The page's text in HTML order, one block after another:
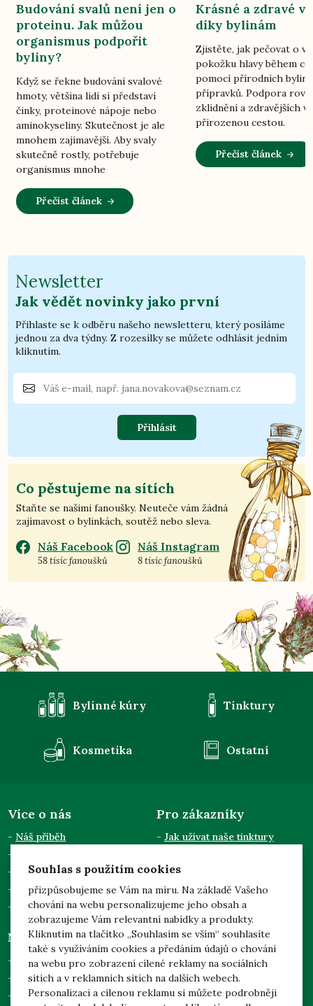
Souhlas s použitím cookies
přizpůsobujeme se Vám na míru. Na základě Vašeho
chování na webu personalizujeme jeho obsah a
zobrazujeme Vám relevantní nabídky a produkty.
Kliknutím na tlačítko „Souhlasím se vším“ souhlasíte
také s využíváním cookies a předáním údajů o chování
na webu pro zobrazení cílené reklamy na sociálních
sítích a v reklamních sítích na dalších webech.
Personalizaci a cílenou reklamu si můžete podrobněji
Budování svalů není jen o
proteinu. Jak můžou
organismus podpořit
byliny?
Když se řekne budování svalové
hmoty, většina lidí si představí
činky, proteinové nápoje nebo
aminokyseliny. Skutečnost je ale
mnohem zajímavější. Aby svaly
skutečně rostly, potřebuje
organismus mnohe
Přečíst článek
Krásné a zdravé
díky bylinám
Zjistěte, jak pečovat o
pokožku hlavy během
pomocí přírodních
přípravků. Podpora
zklidnění a zdravějších
přirozenou cestou.
Přečíst článek
Newsletter
Jak vědět novinky jako první
Přihlaste se k odběru našeho newsletteru, který posíláme
jednou za dva týdny. Z rozesílky se můžete odhlásit jedním
kliknutím.
Přihlásit
Co pěstujeme na sítích
Staňte se našimi fanoušky. Neuteče vám žádná
zajímavost o bylinkách, soutěž nebo sleva.
Náš Facebook
58 tisíc fanoušků
Náš Instagram
8 tisíc fanoušků
Bylinné kúry Tinktury
Kosmetika Ostatní
Více o nás
Náš příběh
Kontakty
Pro odběratele
Dotace EU
Pro zákazníky
Jak užívat naše tinktury
Doprava a platba
Zpracování osobních údajů
Něco navíc
Prohlídka našich zahrad
Adoptuj svůj strom
Nejčastější dotazy
Mgr. Jarmila Podhorná
(Naděje)
Brodek u Konice 3
798 46 Brodek u Konice
Česká republika